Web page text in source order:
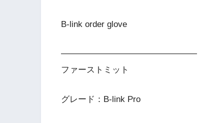
B-link order glove
————————————————
ファーストミット
グレード：B-link Pro